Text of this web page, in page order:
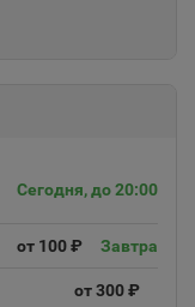
Сегодня, до 20:00
от 100 ₽ Завтра
от 300 ₽